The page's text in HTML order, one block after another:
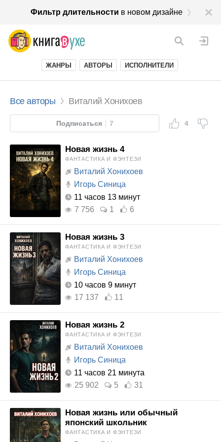
Фильтр длительности в новом дизайне
ЖАНРЫ АВТОРЫ ИСПОЛНИТЕЛИ
Все авторы Виталий Хонихоев
Подписаться 7 4
Новая жизнь 4
ФАНТАСТИКА И ФЭНТЕЗИ
Виталий Хонихоев
Игорь Синица
11 часов 13 минут
7 756
1 6
Новая жизнь 3
ФАНТАСТИКА И ФЭНТЕЗИ
Виталий Хонихоев
Игорь Синица
10 часов 9 минут
17 137
11
Новая жизнь 2
ФАНТАСТИКА И ФЭНТЕЗИ
Виталий Хонихоев
Игорь Синица
11 часов 21 минута
25 902
5 31
Новая жизнь или обычный
японский школьник
ФАНТАСТИКА И ФЭНТЕЗИ